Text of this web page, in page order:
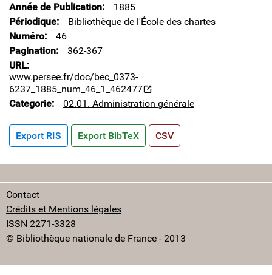
Année de Publication
1885
Périodique
Bibliothèque de l'École des chartes
Numéro
46
Pagination
362-367
URL
www.persee.fr/doc/bec_0373-
6237_1885_num_46_1_462477
Categorie
02.01. Administration générale
Export RIS Export BibTeX CSV
Contact
Crédits et Mentions légales
ISSN 2271-3328
© Bibliothèque nationale de France - 2013